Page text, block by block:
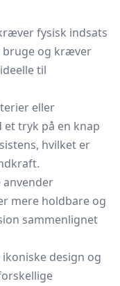
fysisk indsats
bruge og kræver
til
eller
tryk på en knap
hvilket er
anvender
mere holdbare og
sammenlignet
design og